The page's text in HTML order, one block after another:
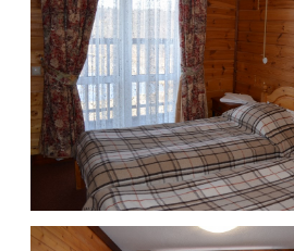
8 (495) 980-79-79
info@shukolovo.ru
8 (977) 339-26-26
- служба размещения
- общий